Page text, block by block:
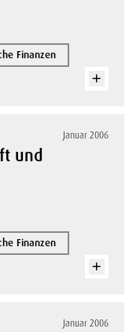
Finanzen
Januar 2006
und
Finanzen
Januar 2006